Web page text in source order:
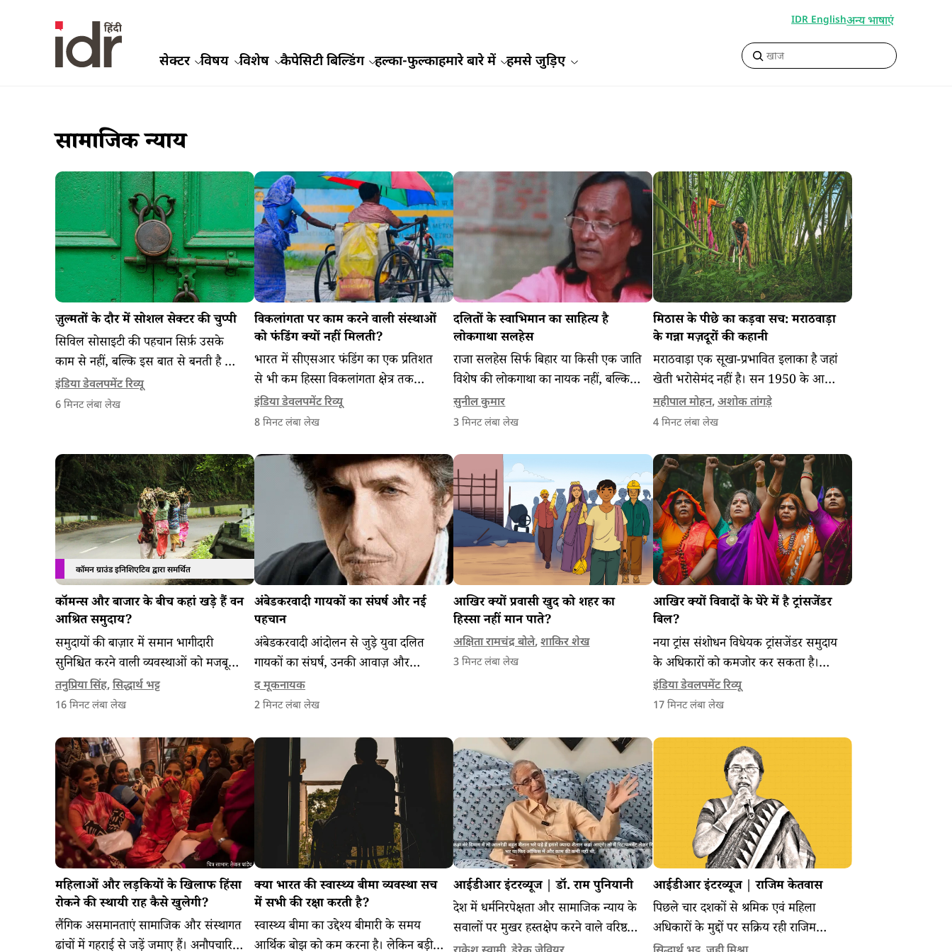
सेक्टर विषय विशेष कैपेसिटी बिल्डिंग हल्का-फुल्काहमारे बारे में हमसे जुड़िए
IDR Englishअन्य भाषाएं
सामाजिक न्याय
ज़ुल्मतों के दौर में सोशल सेक्टर की चुप्पी
सिविल सोसाइटी की पहचान सिर्फ़ उसके
काम से नहीं, बल्कि इस बात से बनती है कि
वह मुश्किल समय में किसके साथ खड़ी होती
है।
इंडिया डेवलपमेंट रिव्यू
6मिनट लंबा लेख
विकलांगता पर काम करने वाली संस्थाओं
को फंडिंग क्यों नहीं मिलती?
भारत में सीएसआर फंडिंग का एक प्रतिशत
से भी कम हिस्सा विकलांगता क्षेत्र तक
पहुंचता है। एक नयी रिपोर्ट बता रही कि है कि
इस स्थिति को कैसे बदला जा सकता है।
इंडिया डेवलपमेंट रिव्यू
8 मिनट लंबा लेख
दलितों के स्वाभिमान का साहित्य है
लोकगाथा सलहेस
राजा सलहेस सिर्फ बिहार या किसी एक जाति
विशेष की लोकगाथा का नायक नहीं, बल्कि
बहुजन समाज के साझा नायक हैं। सलहेस की
लोकगाथा प्रेम, संवेदना, विद्रोह और सामाजिक
सुनील कुमार
3 मिनट लंबा लेख
मिठास के पीछे का कड़वा सच: मराठवाड़ा
के गन्ना मज़दूरों की कहानी
मराठवाड़ा एक सूखा-प्रभावित इलाका है जहां
खेती भरोसेमंद नहीं है। सन 1950 के आस-
पास अहमदनगर में पहली शुगर फैक्ट्री बनी थी
और वहीं से एक नई मज़दूरी की कहानी शुरू
महीपाल मोहन, अशोक तांगड़े
4मिनट लंबा लेख
कॉमन ग्राउंड इनिशिएटिव द्वारा समर्थित
कॉमन्स और बाजार के बीच कहां खड़े हैं वन
आश्रित समुदाय?
समुदायों की बाज़ार में समान भागीदारी
सुनिश्चित करने वाली व्यवस्थाओं को मजबूत
करने के साथ यह तय करना भी जरूरी है कि
वन और प्रकृति, बाजार की ताकतों के अधीन
तनुप्रिया सिंह, सिद्धार्थ भट्ट
16मिनट लंबा लेख
अंबेडकरवादी गायकों का संघर्ष और नई
पहचान
अंबेडकरवादी आंदोलन से जुड़े युवा दलित
गायकों का संघर्ष, उनकी आवाज़ और
मुख्यधारा द्वारा की जा रही अनदेखी- एक
कहानी संगीत, पहचान और समानता की
द मूकनायक
2 मिनट लंबा लेख
आखिर क्यों प्रवासी खुद को शहर का
हिस्सा नहीं मान पाते?
अक्षिता रामचंद्र बोले,शाकिर शेख
3 मिनट लंबा लेख
आखिर क्यों विवादों के घेरे में है ट्रांसजेंडर
बिल?
नया ट्रांस संशोधन विधेयक ट्रांसजेंडर समुदाय
के अधिकारों को कमजोर कर सकता है।
इसमें आत्म-पहचान और कानूनी सुरक्षा पर
सीमाएं लगाने की आशंका जतायी जा रही है।
बड़े स्तर पर अधिकारों का हनन ठहरा रहे हैं।
इंडिया डेवलपमेंट रिव्यू
17मिनट लंबा लेख
महिलाओं और लड़कियों के खिलाफ हिंसा
रोकने की स्थायी राह कैसे खुलेगी?
लैंगिक असमानताएं सामाजिक और संस्थागत
ढांचों में गहराई से जड़ें जमाए हैं। अनौपचारिक
क्या भारत की स्वास्थ्य बीमा व्यवस्था सच
में सभी की रक्षा करती है?
स्वास्थ्य बीमा का उद्देश्य बीमारी के समय
आर्थिक बोझ को कम करना है। लेकिन बड़ी
आईडीआर इंटरव्यूज | डॉ. राम पुनियानी
देश में धर्मनिरपेक्षता और सामाजिक न्याय के
सवालों पर मुखर हस्तक्षेप करने वाले वरिष्ठ
आईडीआर इंटरव्यूज | राजिम केतवास
पिछले चार दशकों से श्रमिक एवं महिला
अधिकारों के मुद्दों पर सक्रिय रही राजिम